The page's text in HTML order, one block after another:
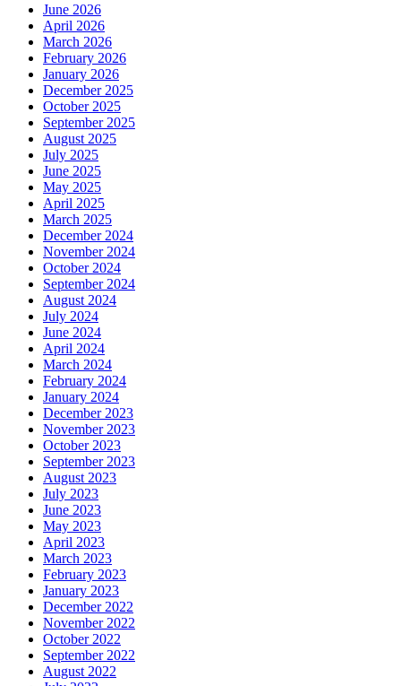
June 2026
April 2026
March 2026
February 2026
January 2026
December 2025
October 2025
September 2025
August 2025
July 2025
June 2025
May 2025
April 2025
March 2025
December 2024
November 2024
October 2024
September 2024
August 2024
July 2024
June 2024
April 2024
March 2024
February 2024
January 2024
December 2023
November 2023
October 2023
September 2023
August 2023
July 2023
June 2023
May 2023
April 2023
March 2023
February 2023
January 2023
December 2022
November 2022
October 2022
September 2022
August 2022